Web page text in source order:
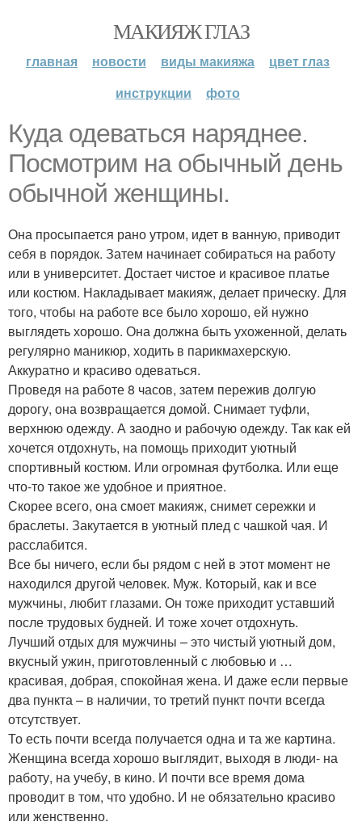
МАКИЯЖ ГЛАЗ
главная новости виды макияжа
цвет глаз
инструкции
фото
Куда одеваться наряднее.
Посмотрим на обычный день
обычной женщины.
Она просыпается рано утром, идет в ванную, приводит
себя в порядок. Затем начинает собираться на работу
или в университет. Достает чистое и красивое платье
или костюм. Накладывает макияж, делает прическу. Для
того, чтобы на работе все было хорошо, ей нужно
выглядеть хорошо. Она должна быть ухоженной, делать
регулярно маникюр, ходить в парикмахерскую.
Аккуратно и красиво одеваться.
Проведя на работе 8 часов, затем пережив долгую
дорогу, она возвращается домой. Снимает туфли,
верхнюю одежду. А заодно и рабочую одежду. Так как ей
хочется отдохнуть, на помощь приходит уютный
спортивный костюм. Или огромная футболка. Или еще
что-то такое же удобное и приятное.
Скорее всего, она смоет макияж, снимет сережки и
браслеты. Закутается в уютный плед с чашкой чая. И
расслабится.
Все бы ничего, если бы рядом с ней в этот момент не
находился другой человек. Муж. Который, как и все
мужчины, любит глазами. Он тоже приходит уставший
после трудовых будней. И тоже хочет отдохнуть.
Лучший отдых для мужчины – это чистый уютный дом,
вкусный ужин, приготовленный с любовью и …
красивая, добрая, спокойная жена. И даже если первые
два пункта – в наличии, то третий пункт почти всегда
отсутствует.
То есть почти всегда получается одна и та же картина.
Женщина всегда хорошо выглядит, выходя в люди- на
работу, на учебу, в кино. И почти все время дома
проводит в том, что удобно. И не обязательно красиво
или женственно.